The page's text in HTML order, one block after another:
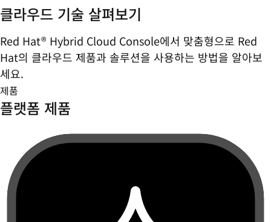
클라우드 기술 살펴보기
Red Hat® Hybrid Cloud Console에서 맞춤형으로 Red
Hat의 클라우드 제품과 솔루션을 사용하는 방법을 알아보
세요.
제품
플랫폼 제품